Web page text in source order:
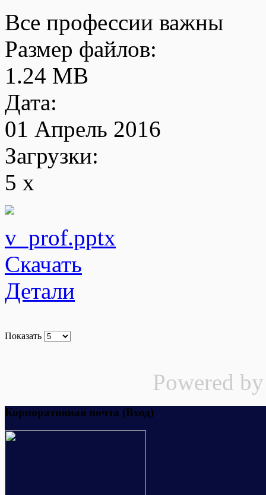
Все профессии важны
Размер файлов:
1.24 MB
Дата:
01 Апрель 2016
Загрузки:
5 x
v_prof.pptx
Скачать
Детали
Показать
Powered
Корпоративная почта (Вход)